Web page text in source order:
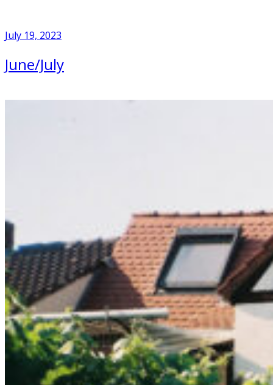
July 19, 2023
June/July